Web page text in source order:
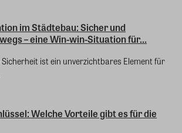
im Städtebau: Sicher und
– eine Win-win-Situation für...
ist ein unverzichtbares Element für
Welche Vorteile gibt es für die